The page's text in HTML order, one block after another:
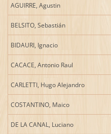
AGUIRRE, Agustin
BELSITO, Sebastián
BIDAURI, Ignacio
CACACE, Antonio Raul
CARLETTI, Hugo Alejandro
COSTANTINO, Maico
DE LA CANAL, Luciano